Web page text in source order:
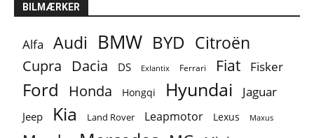
BILMÆRKER
Alfa Audi BMW BYD Citroën
Cupra Dacia DS Exlantix Ferrari Fiat Fisker
Ford Honda Hongqi Hyundai Jaguar
Jeep Kia Land Rover Leapmotor Lexus Maxus